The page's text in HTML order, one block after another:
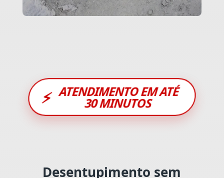
⚡ ATENDIMENTO EM ATÉ
30 MINUTOS
Desentupimento sem